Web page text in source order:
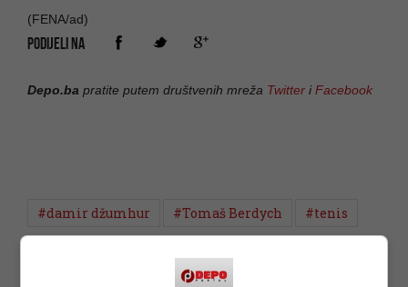
(FENA/ad)
PODIJELI NA
Depo.ba pratite putem društvenih mreža Twitter iFacebook
#damir džumhur #Tomaš Berdych #tenis